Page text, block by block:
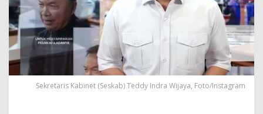
Sekretaris Kabinet (Seskab) Teddy Indra Wijaya, Foto/Instagram